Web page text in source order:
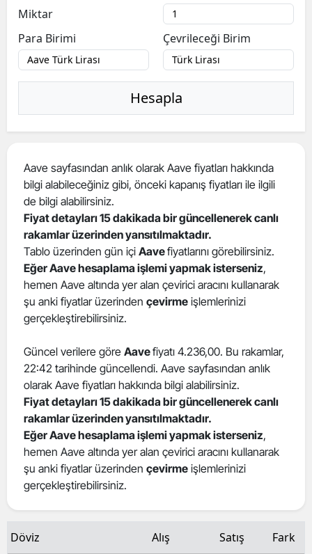
Miktar
Para Birimi
Çevrileceği Birim
Hesapla
Aave sayfasından anlık olarak Aave fiyatları hakkında
bilgi alabileceğiniz gibi, önceki kapanış fiyatları ile ilgili
de bilgi alabilirsiniz.
Fiyat detayları 15 dakikada bir güncellenerek canlı
rakamlar üzerinden yansıtılmaktadır.
Tablo üzerinden gün içi Aavefiyatlarını görebilirsiniz.
Eğer Aave hesaplama işlemi yapmak isterseniz,
hemen Aave altında yer alan çevirici aracını kullanarak
şu anki fiyatlar üzerinden çevirme işlemlerinizi
gerçekleştirebilirsiniz.
Güncel verilere göre Aavefiyatı 4.236,00. Bu rakamlar,
22:42 tarihinde güncellendi. Aave sayfasından anlık
olarak Aave fiyatları hakkında bilgi alabilirsiniz.
Fiyat detayları 15 dakikada bir güncellenerek canlı
rakamlar üzerinden yansıtılmaktadır.
Eğer Aave hesaplama işlemi yapmak isterseniz,
hemen Aave altında yer alan çevirici aracını kullanarak
şu anki fiyatlar üzerinden çevirme işlemlerinizi
gerçekleştirebilirsiniz.
Döviz Alış Satış Fark